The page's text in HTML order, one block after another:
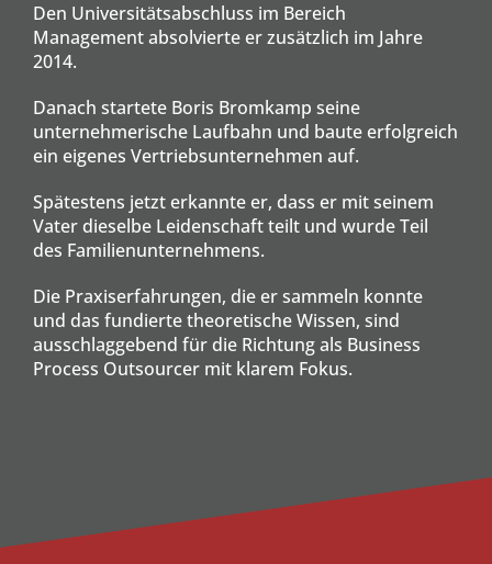
Den Universitätsabschluss im Bereich
Management absolvierte er zusätzlich im Jahre
2014.
Danach startete Boris Bromkamp seine
unternehmerische Laufbahn und baute erfolgreich
ein eigenes Vertriebsunternehmen auf.
Spätestens jetzt erkannte er, dass er mit seinem
Vater dieselbe Leidenschaft teilt und wurde Teil
des Familienunternehmens.
Die Praxiserfahrungen, die er sammeln konnte
und das fundierte theoretische Wissen, sind
ausschlaggebend für die Richtung als Business
Process Outsourcer mit klarem Fokus.